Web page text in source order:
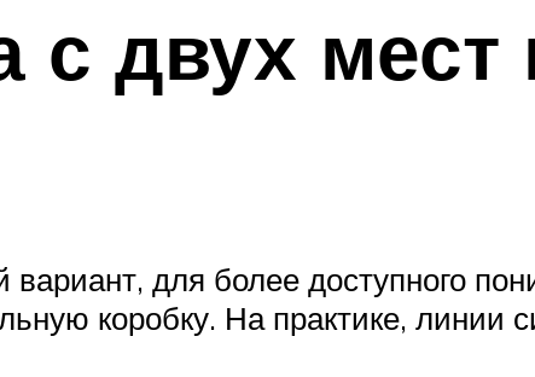
двух мест
для более доступного
коробку. На практике, линии